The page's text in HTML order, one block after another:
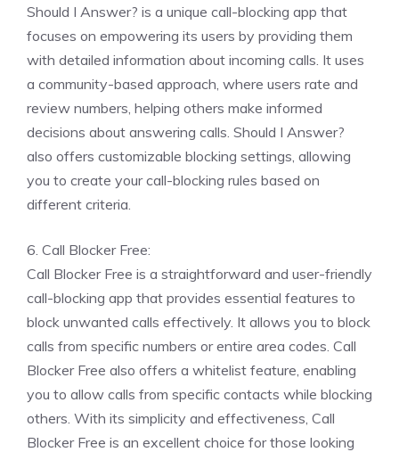
Should I Answer? is a unique call-blocking app that
focuses on empowering its users by providing them
with detailed information about incoming calls. It uses
a community-based approach, where users rate and
review numbers, helping others make informed
decisions about answering calls. Should I Answer?
also offers customizable blocking settings, allowing
you to create your call-blocking rules based on
different criteria.
6. Call Blocker Free:
Call Blocker Free is a straightforward and user-friendly
call-blocking app that provides essential features to
block unwanted calls effectively. It allows you to block
calls from specific numbers or entire area codes. Call
Blocker Free also offers a whitelist feature, enabling
you to allow calls from specific contacts while blocking
others. With its simplicity and effectiveness, Call
Blocker Free is an excellent choice for those looking